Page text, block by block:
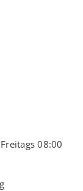
08:00